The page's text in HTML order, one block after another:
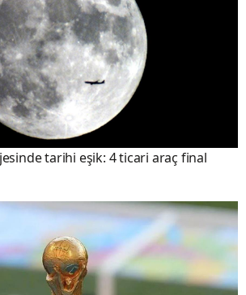
tarihi eşik: 4 ticari araç final